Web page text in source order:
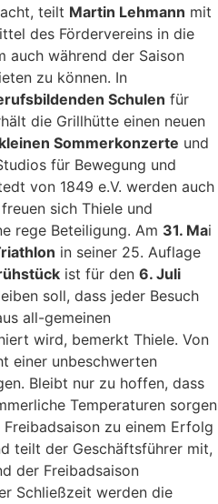
teilt Martin Lehmann mit
des Fördervereins in die
auch während der Saison
zu können. In
Schulen für
die Grillhütte einen neuen
kleinen Sommerkonzerte und
für Bewegung und
von 1849 e.V. werden auch
sich Thiele und
rege Beteiligung. Am 31. Mai
in seiner 25. Auflage
ist für den 6. Juli
soll, dass jeder Besuch
all-gemeinen
wird, bemerkt Thiele. Von
einer unbeschwerten
Bleibt nur zu hoffen, dass
Temperaturen sorgen
zu einem Erfolg
teilt der Geschäftsführer mit,
der Freibadsaison
Schließzeit werden die